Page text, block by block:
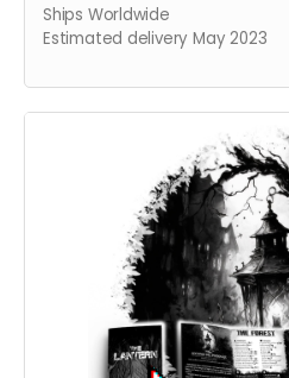
Ships Worldwide
Estimated delivery May 2023